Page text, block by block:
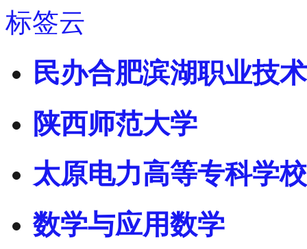
标签云
民办合肥滨湖职业技
陕西师范大学
太原电力高等专科学校
数学与应用数学